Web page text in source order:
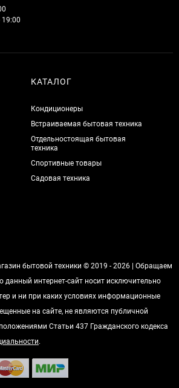
КАТАЛОГ
Кондиционеры
Встраиваемая бытовая техника
Отдельностоящая бытовая
техника
Спортивные товары
Садовая техника
бытовой техники © 2019 - 2026 | Обращаем
данный интернет-сайт носит исключительно
и ни при каких условиях информационные
на сайте, не являются публичной
Статьи 437 Гражданского кодекса
.